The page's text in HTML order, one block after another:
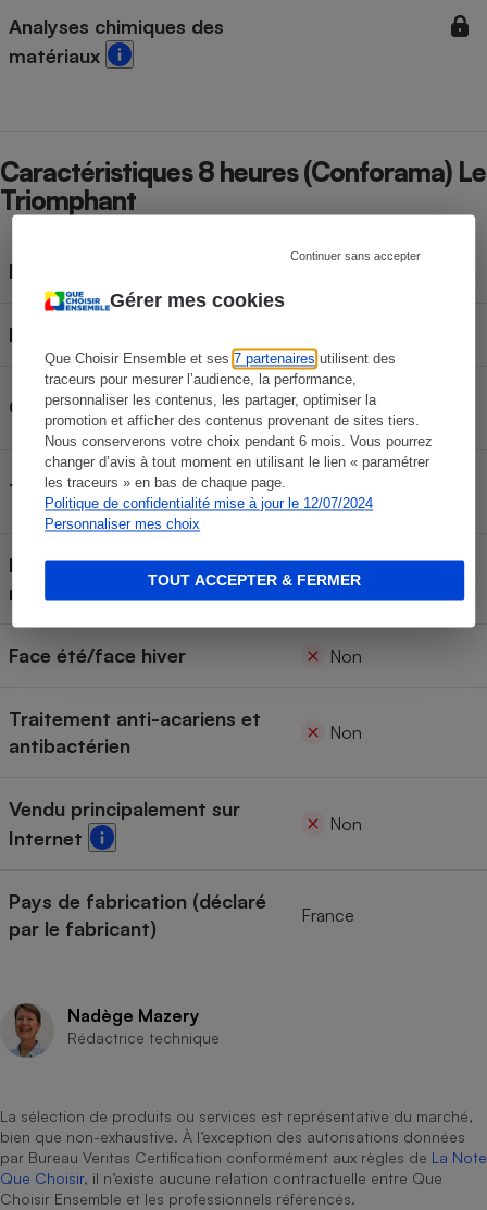
Gérer mes cookies
Que Choisir Ensemble et ses7 partenaires utilisent des
traceurs pour mesurer l’audience, la performance,
personnaliser les contenus, les partager, optimiser la
promotion et afficher des contenus provenant de sites tiers.
Nous conserverons votre choix pendant 6 mois. Vous pourrez
changer d’avis à tout moment en utilisant le lien « paramétrer
les traceurs » en bas de chaque page.
Politique de confidentialité mise à jour le 12/07/2024
Personnaliser mes choix
Continuer sans accepter
TOUT ACCEPTER & FERMER
Analyses chimiques des
matériaux
Caractéristiques 8 heures (Conforama) Le
Triomphant
Épaisseur
Poids
Catégorie
Matelas à mémoire de
forme
Type
Viscoélastique
Housse retirable et lavable en
machine
Non
Face été/face hiver Non
Traitement anti-acariens et
antibactérien
Non
Vendu principalement sur
Internet
Non
Pays de fabrication (déclaré
par le fabricant)
France
Nadège Mazery
Rédactrice technique
La sélection de produits ou services est représentative du marché,
bien que non-exhaustive. À l’exception des autorisations données
par Bureau Veritas Certification conformément aux règles de La Note
Que Choisir, il n’existe aucune relation contractuelle entre Que
Choisir Ensemble et les professionnels référencés.